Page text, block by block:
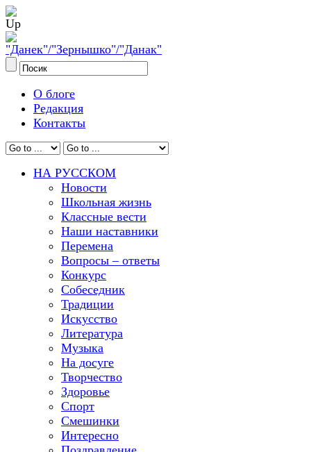
О блоге
Редакция
Контакты
НА РУССКОМ
Новости
Школьная жизнь
Классные вести
Наши наставники
Перемена
Вопросы – ответы
Конкурс
Собеседник
Традиции
Искусство
Литература
Музыка
На досуге
Творчество
Здоровье
Спорт
Смешинки
Интересно